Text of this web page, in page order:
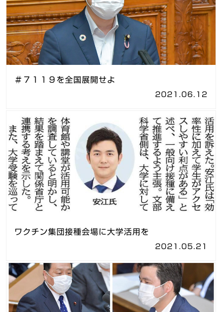
＃７１１９を全国展開せよ
2021.06.12
ワクチン集団接種会場に大学活用を
2021.05.21